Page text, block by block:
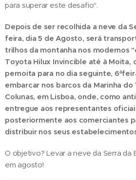
para superar este desafio".
Depois de ser recolhida a neve da
feira, dia 5 de Agosto, será
trilhos da montanha nos modernos
Toyota Hilux Invincible até à Moita,
pernoita para no dia seguinte,
embarcar nos barcos da Marinha do
Colunas, em Lisboa, onde, como
entregue aos representantes
posteriormente aos comerciantes
distribuir nos seus
O objetivo? Levar a neve da Serra da
em agosto!